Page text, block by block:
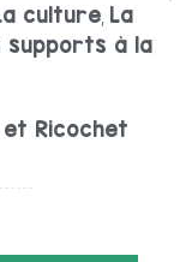
culture, La
supports à la
Ricochet